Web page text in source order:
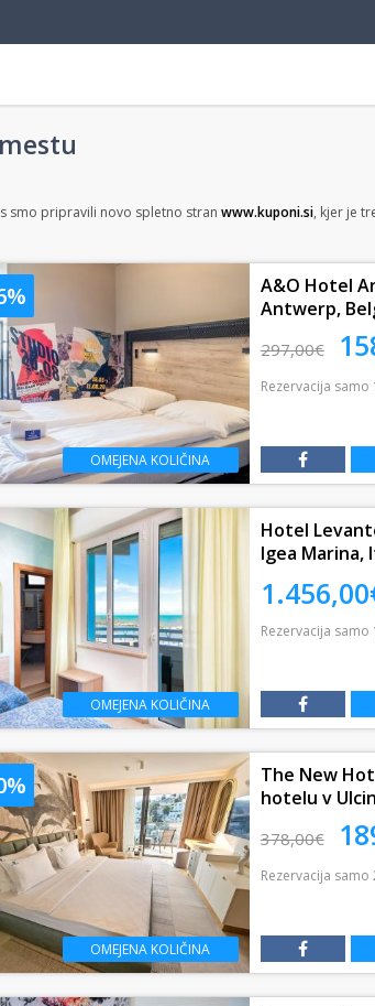
smo pripravili novo spletno stran www.kuponi.si, kjer je
OMEJENA KOLIČINA
A&O Hotel
Antwerp,
297,00€
Rezervacija samo
OMEJENA KOLIČINA
Hotel
Igea Marina,
Rezervacija samo
OMEJENA KOLIČINA
The New
hotelu v
378,00€
Rezervacija samo